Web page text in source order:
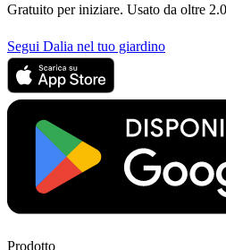
Gratuito per iniziare. Usato da oltre
Segui Dalia nel tuo giardino
Prodotto